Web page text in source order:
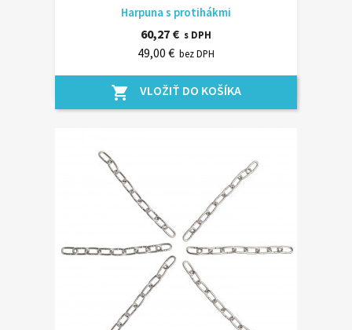
Harpuna s protihákmi
60,27 € s DPH
49,00 € bez DPH
shopping_cart VLOŽIŤ DO KOŠÍKA